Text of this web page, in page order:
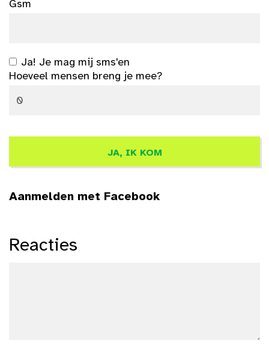
Gsm
Ja! Je mag mij sms'en
Hoeveel mensen breng je mee?
Aanmelden met Facebook
Reacties